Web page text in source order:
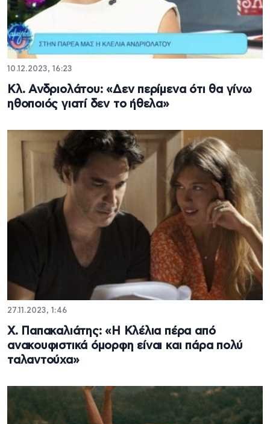
10.12.2023, 16:23
Κλ. Ανδριολάτου: «Δεν περίμενα ότι θα γίνω
ηθοποιός γιατί δεν το ήθελα»
27.11.2023, 1:46
Χ. Παπακαλιάτης: «Η Κλέλια πέρα από
ανακουφιστικά όμορφη είναι και πάρα πολύ
ταλαντούχα»